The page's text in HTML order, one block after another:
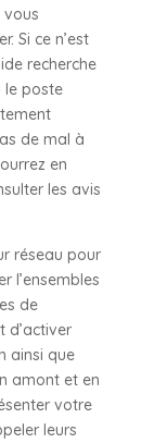
Si ce n’est
recherche
le poste
de mal à
en
les avis
réseau pour
l’ensembles
de
d’activer
ainsi que
amont et en
votre
leurs